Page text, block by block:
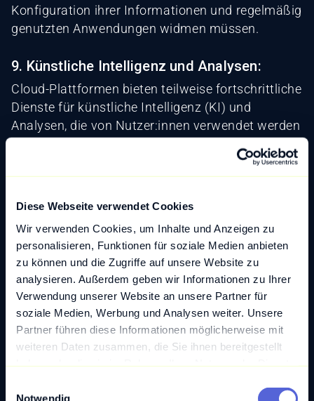
Diese Webseite verwendet Cookies
Wir verwenden Cookies, um Inhalte und Anzeigen zu
personalisieren, Funktionen für soziale Medien anbieten
zu können und die Zugriffe auf unsere Website zu
analysieren. Außerdem geben wir Informationen zu Ihrer
Verwendung unserer Website an unsere Partner für
soziale Medien, Werbung und Analysen weiter. Unsere
Partner führen diese Informationen möglicherweise mit
weiteren Daten zusammen, die Sie ihnen bereitgestellt
Notwendig
Konfiguration ihrer Informationen und regelmäßig
genutzten Anwendungen widmen müssen.
9. Künstliche Intelligenz und Analysen:
Cloud-Plattformen bieten teilweise fortschrittliche
Dienste für künstliche Intelligenz (KI) und
Analysen, die von Nutzer:innen verwendet werden
10. Umweltaspekte:
Cloud Computing ermöglicht tendenziell eine
effizientere Nutzung von Ressourcen, was zu
einer Reduzierung des Energieverbrauchs im
Vergleich zu traditionellen On-Premise-
Infrastrukturen führen kann.Gleichzeitig steht
das Cloud Computing in Gänze im Verruf, selbst
ein massiver Treiber des menschengemachten
Klimawandels zu sein.
Fazit